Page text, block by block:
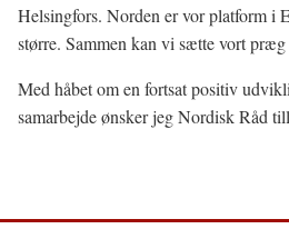
Helsingfors. Norden er vor platform i
større. Sammen kan vi sætte vort
Med håbet om en fortsat positiv
samarbejde ønsker jeg Nordisk Råd